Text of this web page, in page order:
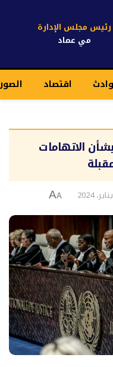
رئيس مجلس الإدارة
مي عماد
اقتصاد
الاتهامات
A
A